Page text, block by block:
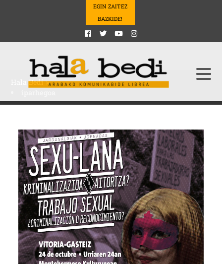
EGIN ZAITEZ
BAZKIDE!
Hala Bedi>